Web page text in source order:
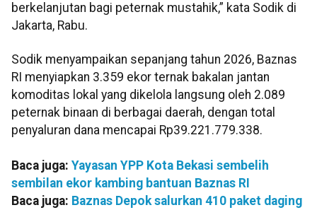
berkelanjutan bagi peternak mustahik,” kata Sodik di
Jakarta, Rabu.
Sodik menyampaikan sepanjang tahun 2026, Baznas
RI menyiapkan 3.359 ekor ternak bakalan jantan
komoditas lokal yang dikelola langsung oleh 2.089
peternak binaan di berbagai daerah, dengan total
penyaluran dana mencapai Rp39.221.779.338.
Baca juga: Yayasan YPP Kota Bekasi sembelih
sembilan ekor kambing bantuan Baznas RI
Baca juga: Baznas Depok salurkan 410 paket daging